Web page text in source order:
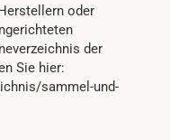
oder
der
Sie hier:
sammel-und-